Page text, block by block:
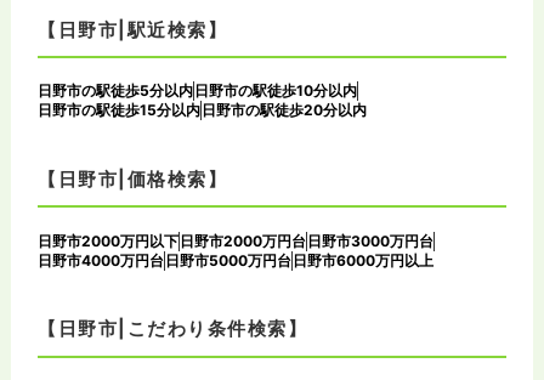
【日野市|駅近検索】
日野市の駅徒歩5分以内 日野市の駅徒歩10分以内
日野市の駅徒歩15分以内 日野市の駅徒歩20分以内
【日野市|価格検索】
日野市2000万円以下日野市2000万円台日野市3000万円台
日野市4000万円台日野市5000万円台日野市6000万円以上
【日野市|こだわり条件検索】